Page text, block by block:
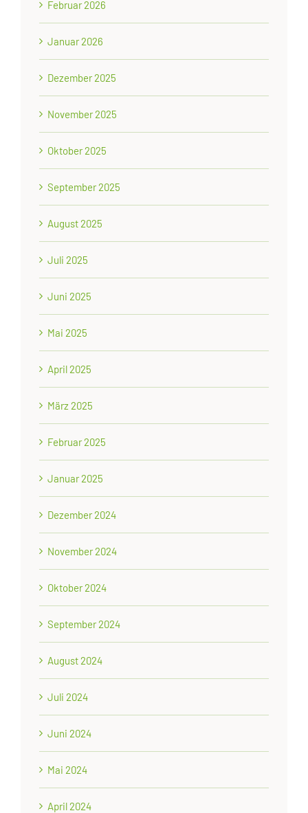
Februar 2026
Januar 2026
Dezember 2025
November 2025
Oktober 2025
September 2025
August 2025
Juli 2025
Juni 2025
Mai 2025
April 2025
März 2025
Februar 2025
Januar 2025
Dezember 2024
November 2024
Oktober 2024
September 2024
August 2024
Juli 2024
Juni 2024
Mai 2024
April 2024